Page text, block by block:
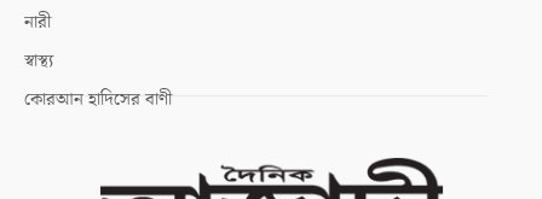
নারী
স্বাস্থ্য
কোরআন হাদিসের বাণী